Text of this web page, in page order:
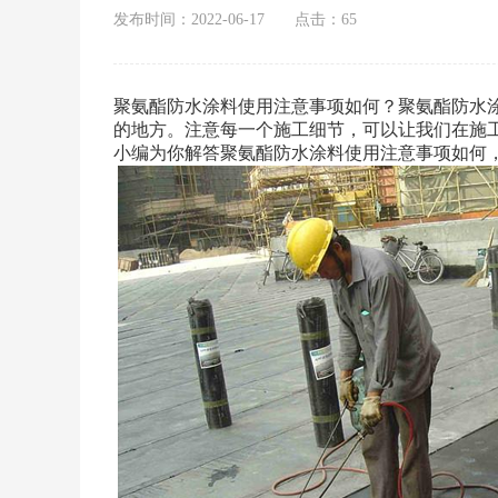
发布时间：2022-06-17 点击：65
聚氨酯防水涂料使用注意事项如何？聚氨酯防
的地方。注意每一个施工细节，可以让我们在
小编为你解答聚氨酯防水涂料使用注意事项如何